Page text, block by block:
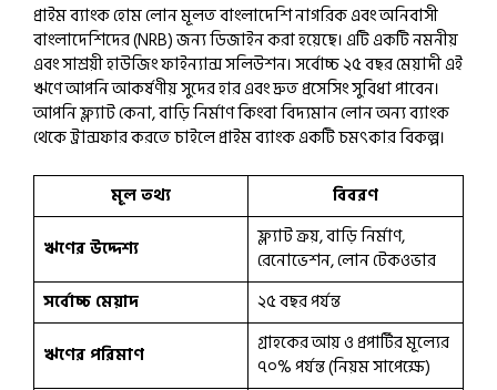
প্রাইম ব্যাংক হোম লোন মূলত বাংলাদেশি নাগরিক এবং অনিবাসী
বাংলাদেশিদের (NRB) জন্য ডিজাইন করা হয়েছে। এটি একটি নমনীয়
এবং সাশ্রয়ী হাউজিং ফাইন্যান্স সলিউশন। সর্বোচ্চ ২৫ বছর মেয়াদী এই
ঋণে আপনি আকর্ষণীয় সুদের হার এবং দ্রুত প্রসেসিং সুবিধা পাবেন।
আপনি ফ্ল্যাট কেনা, বাড়ি নির্মাণ কিংবা বিদ্যমান লোন অন্য ব্যাংক
থেকে ট্রান্সফার করতে চাইলে প্রাইম ব্যাংক একটি চমৎকার বিকল্প।
মূল তথ্য
বিবরণ
ঋণের উদ্দেশ্য
ফ্ল্যাট ক্রয়, বাড়ি নির্মাণ,
রেনোভেশন, লোন টেকওভার
সর্বোচ্চ মেয়াদ
২৫ বছর পর্যন্ত
ঋণের পরিমাণ
গ্রাহকের আয় ও প্রপার্টির মূল্যের
৭০% পর্যন্ত (নিয়ম সাপেক্ষে)